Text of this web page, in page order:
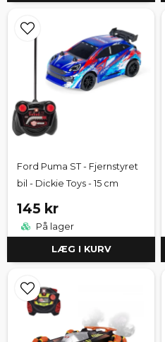
Ford Puma ST - Fjernstyret
bil - Dickie Toys - 15 cm
145 kr
På lager
LÆG I KURV